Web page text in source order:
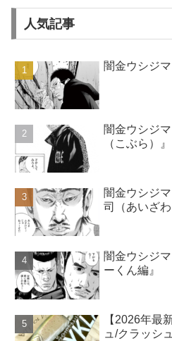
人気記事
闇金ウシジ
闇金ウシジ
（こぶら）』
闇金ウシジ
司（あいざわ
闇金ウシジ
ーくん編』
【2026年最
ュ/クラッシ